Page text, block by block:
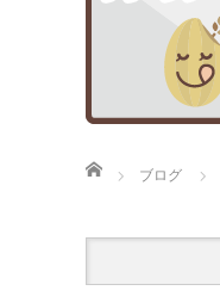
ホーム
ブログ